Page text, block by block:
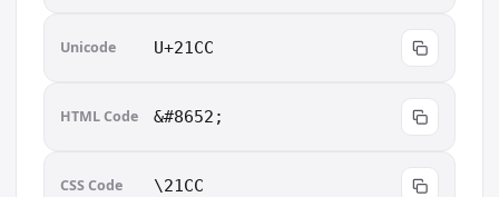
Unicode U+21CC
HTML Code &#8652;
CSS Code \21CC